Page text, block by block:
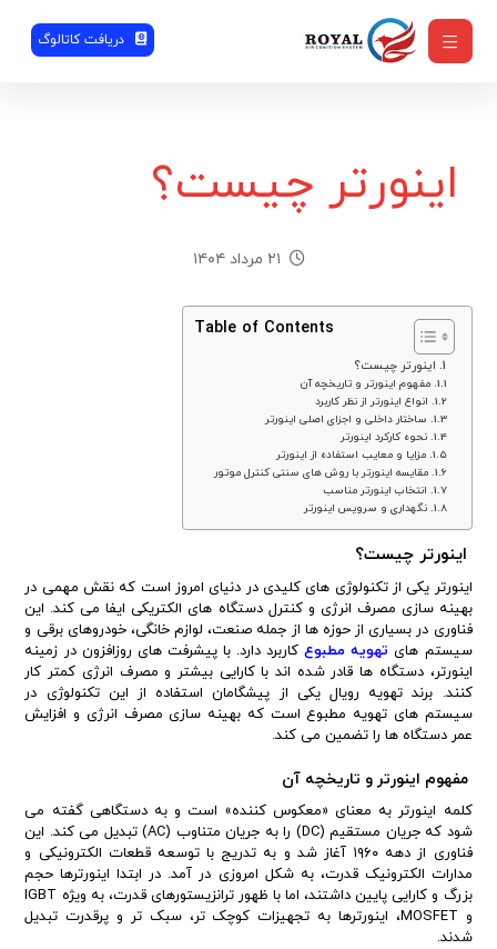
دریافت کاتالوگ
اینورتر چیست؟
۲۱ مرداد ۱۴۰۴
Table of Contents
اینورتر چیست؟
مفهوم اینورتر و تاریخچه آن
انواع اینورتر از نظر کاربرد
ساختار داخلی و اجزای اصلی اینورتر
نحوه کارکرد اینورتر
مزایا و معایب استفاده از اینورتر
مقایسه اینورتر با روش های سنتی کنترل موتور
انتخاب اینورتر مناسب
نگهداری و سرویس اینورتر
اینورتر چیست؟
اینورتر یکی از تکنولوژی های کلیدی در دنیای امروز است که نقش مهمی در
بهینه سازی مصرف انرژی و کنترل دستگاه های الکتریکی ایفا می کند. این
فناوری در بسیاری از حوزه ها از جمله صنعت، لوازم خانگی، خودروهای برقی و
سیستم های تهویه مطبوعکاربرد دارد. با پیشرفت های روزافزون در زمینه
اینورتر، دستگاه ها قادر شده اند با کارایی بیشتر و مصرف انرژی کمتر کار
کنند. برند تهویه رویال یکی از پیشگامان استفاده از این تکنولوژی در
سیستم های تهویه مطبوع است که بهینه سازی مصرف انرژی و افزایش
عمر دستگاه ها را تضمین می کند.
مفهوم اینورتر و تاریخچه آن
کلمه اینورتر به معنای «معکوس کننده» است و به دستگاهی گفته می
شود که جریان مستقیم (DC) را به جریان متناوب (AC) تبدیل می کند. این
فناوری از دهه ۱۹۶۰ آغاز شد و به تدریج با توسعه قطعات الکترونیکی و
مدارات الکترونیک قدرت، به شکل امروزی در آمد. در ابتدا اینورترها حجم
بزرگ و کارایی پایین داشتند، اما با ظهور ترانزیستورهای قدرت، به ویژه IGBT
و MOSFET، اینورترها به تجهیزات کوچک تر، سبک تر و پرقدرت تبدیل
شدند.